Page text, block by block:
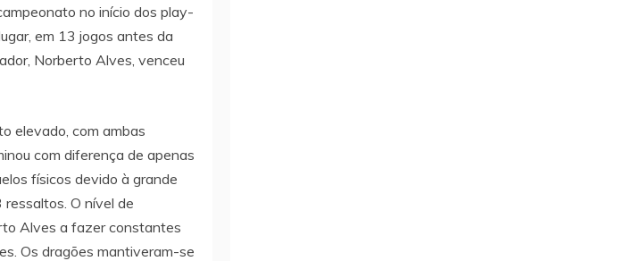
no início dos play-
em 13 jogos antes da
Norberto Alves, venceu
elevado, com ambas
com diferença de apenas
físicos devido à grande
O nível de
Alves a fazer constantes
Os dragões mantiveram-se